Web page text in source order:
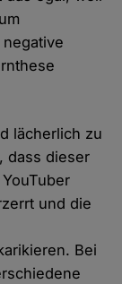
lächerlich zu
dass dieser
und die
Bei